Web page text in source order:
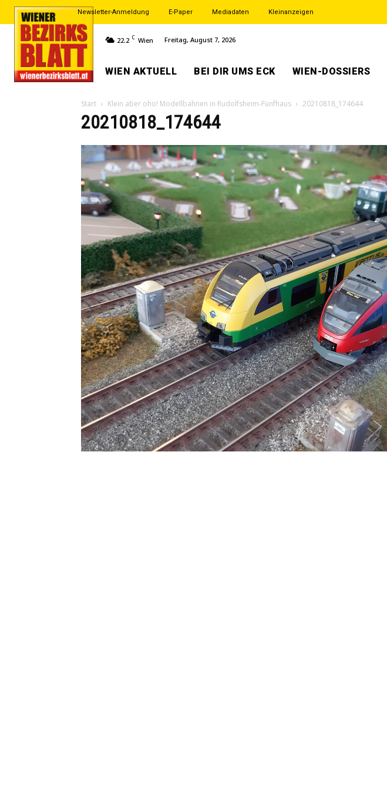
Newsletter-Anmeldung E-Paper Mediadaten Kleinanzeigen
22.2 C Wien Freitag, August 7, 2026
WIEN AKTUELL BEI DIR UMS ECK WIEN-DOSSIERS
Start Klein aber oho! Modellbahnen in Rudolfsheim-Fünfhaus 20210818_174644
20210818_174644